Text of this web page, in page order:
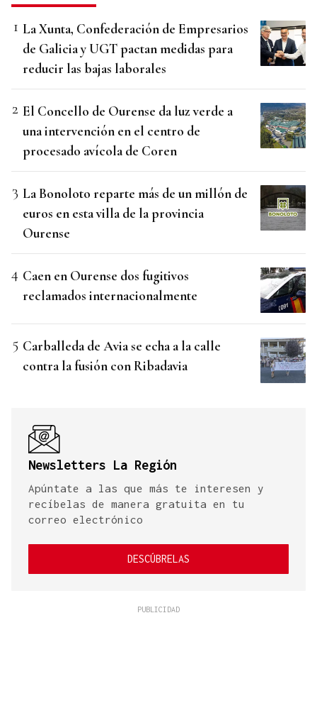
La Xunta, Confederación de Empresarios
de Galicia y UGT pactan medidas para
reducir las bajas laborales
El Concello de Ourense da luz verde a
una intervención en el centro de
procesado avícola de Coren
La Bonoloto reparte más de un millón de
euros en esta villa de la provincia
Ourense
Caen en Ourense dos fugitivos
reclamados internacionalmente
Carballeda de Avia se echa a la calle
contra la fusión con Ribadavia
Newsletters La Región
Apúntate a las que más te interesen y
recíbelas de manera gratuita en tu
correo electrónico
DESCÚBRELAS